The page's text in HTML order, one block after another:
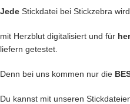
Jede Stickdatei bei Stickzebra
mit Herzblut digitalisiert und für
liefern getestet.
Denn bei uns kommen nur die
Du kannst mit unseren